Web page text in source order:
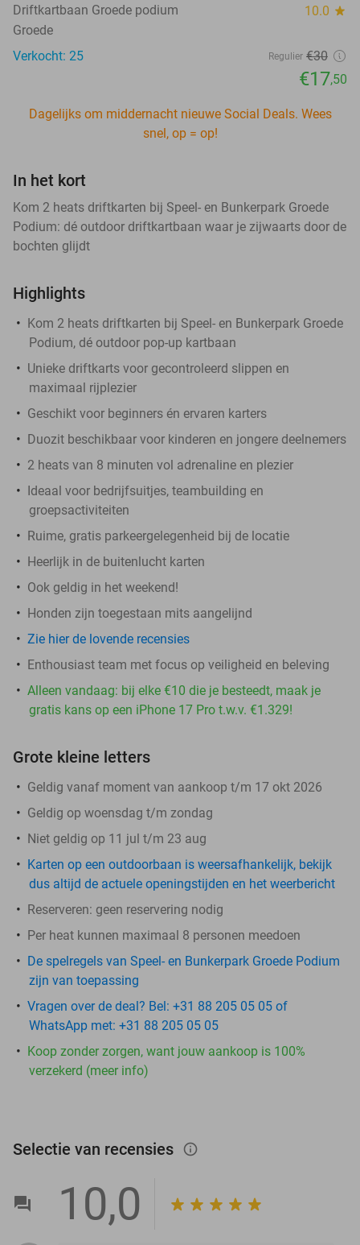
Driftkartbaan Groede podium 10.0 star
Groede
Verkocht: 25
Regulier €30
€17,50
Dagelijks om middernacht nieuwe Social Deals. Wees
snel, op = op!
In het kort
Kom 2 heats driftkarten bij Speel- en Bunkerpark Groede
Podium: dé outdoor driftkartbaan waar je zijwaarts door de
bochten glijdt
Highlights
Kom 2 heats driftkarten bij Speel- en Bunkerpark Groede
Podium, dé outdoor pop-up kartbaan
Unieke driftkarts voor gecontroleerd slippen en
maximaal rijplezier
Geschikt voor beginners én ervaren karters
Duozit beschikbaar voor kinderen en jongere deelnemers
2 heats van 8 minuten vol adrenaline en plezier
Ideaal voor bedrijfsuitjes, teambuilding en
groepsactiviteiten
Ruime, gratis parkeergelegenheid bij de locatie
Heerlijk in de buitenlucht karten
Ook geldig in het weekend!
Honden zijn toegestaan mits aangelijnd
Zie hier de lovende recensies
Enthousiast team met focus op veiligheid en beleving
Alleen vandaag: bij elke €10 die je besteedt, maak je
gratis kans op een iPhone 17 Pro t.w.v. €1.329!
Grote kleine letters
Geldig vanaf moment van aankoop t/m 17 okt 2026
Geldig op woensdag t/m zondag
Niet geldig op 11 jul t/m 23 aug
Karten op een outdoorbaan is weersafhankelijk, bekijk
dus altijd de actuele openingstijden en het weerbericht
Reserveren: geen reservering nodig
Per heat kunnen maximaal 8 personen meedoen
De spelregels van Speel- en Bunkerpark Groede Podium
zijn van toepassing
Vragen over de deal? Bel: +31 88 205 05 05 of
WhatsApp met: +31 88 205 05 05
Koop zonder zorgen, want jouw aankoop is 100%
verzekerd (meer info)
Selectie van recensies info_outlined
10,0